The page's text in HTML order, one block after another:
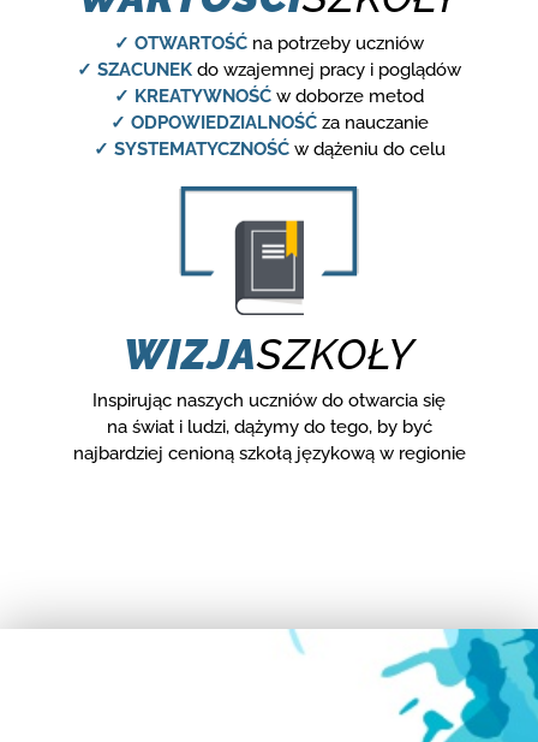
✓ OTWARTOŚĆ na potrzeby uczniów
✓ SZACUNEK do wzajemnej pracy i poglądów
✓ KREATYWNOŚĆ w doborze metod
✓ ODPOWIEDZIALNOŚĆza nauczanie
✓ SYSTEMATYCZNOŚĆw dążeniu do celu
WIZJASZKOŁY
Inspirując naszych uczniów do otwarcia się
na świat i ludzi, dążymy do tego, by być
najbardziej cenioną szkołą językową w regionie